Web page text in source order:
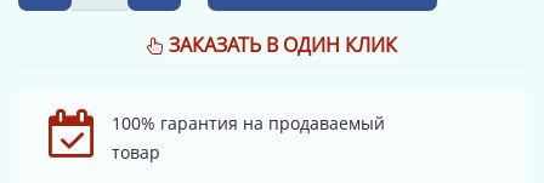
ЗАКАЗАТЬ В ОДИН КЛИК
100% гарантия на продаваемый
товар